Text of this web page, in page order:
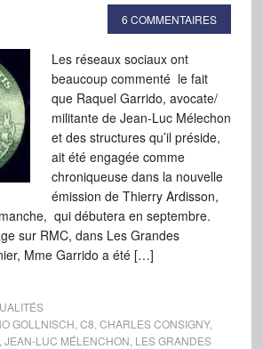
6 COMMENTAIRES
Les réseaux sociaux ont
beaucoup commenté le fait
que Raquel Garrido, avocate/
militante de Jean-Luc Mélechon
et des structures qu’il préside,
ait été engagée comme
chroniqueuse dans la nouvelle
émission de Thierry Ardisson,
qui débutera en septembre.
sur RMC, dans Les Grandes
Mme Garrido a été […]
GOLLNISCH C8 CHARLES CONSIGNY,
JEAN-LUC MÉLENCHON LES GRANDES